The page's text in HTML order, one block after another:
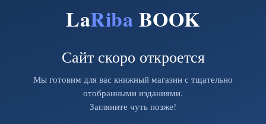
LaRiba BOOK
Сайт скоро откроется
Мы готовим для вас книжный магазин с тщательно
отобранными изданиями.
Загляните чуть позже!